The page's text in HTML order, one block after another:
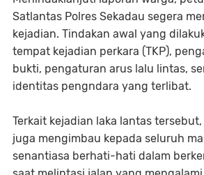
Satlantas Polres Sekadau segera
kejadian. Tindakan awal yang
tempat kejadian perkara (TKP),
bukti, pengaturan arus lalu lintas,
identitas pengndara yang terlibat.
Terkait kejadian laka lantas tersebut,
juga mengimbau kepada seluruh
senantiasa berhati-hati dalam